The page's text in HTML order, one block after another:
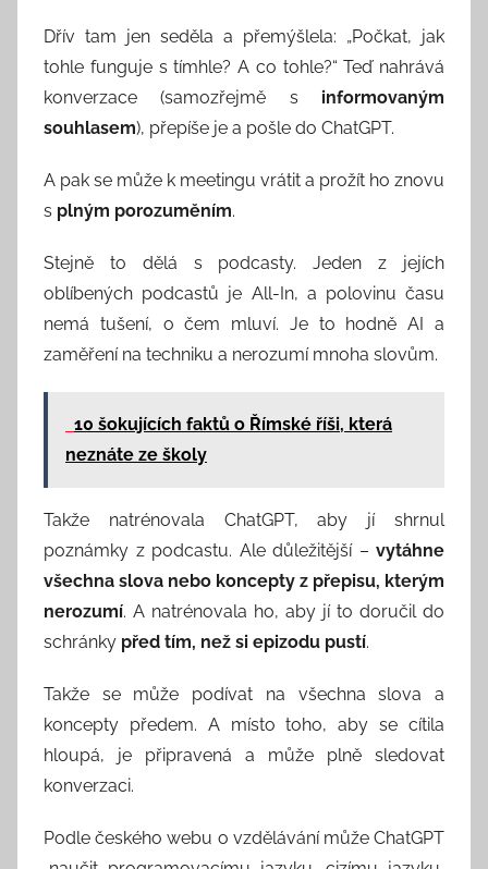
Dřív tam jen seděla a přemýšlela: „Počkat, jak
tohle funguje s tímhle? A co tohle?“ Teď nahrává
konverzace (samozřejmě s informovaným
souhlasem), přepíše je a pošle do ChatGPT.
A pak se může k meetingu vrátit a prožít ho znovu
s plným porozuměním.
Stejně to dělá s podcasty. Jeden z jejích
oblíbených podcastů je All-In, a polovinu času
nemá tušení, o čem mluví. Je to hodně AI a
zaměření na techniku a nerozumí mnoha slovům.
10 šokujících faktů o Římské říši, která
neznáte ze školy
Takže natrénovala ChatGPT, aby jí shrnul
poznámky z podcastu. Ale důležitější – vytáhne
všechna slova nebo koncepty z přepisu, kterým
nerozumí. A natrénovala ho, aby jí to doručil do
schránky před tím, než si epizodu pustí.
Takže se může podívat na všechna slova a
koncepty předem. A místo toho, aby se cítila
hloupá, je připravená a může plně sledovat
konverzaci.
Podle českého webu o vzdělávání může ChatGPT